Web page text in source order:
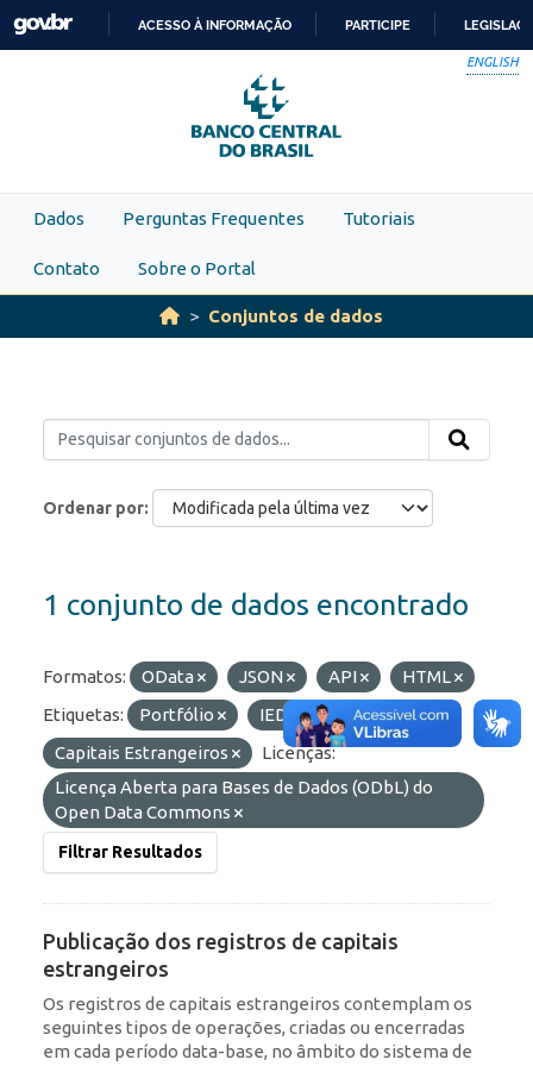
Skip to main content
PARA
O
CONTEÚDO
ACESSO À INFORMAÇÃO PARTICIPE
ENGLISH
Dados Perguntas Frequentes Tutoriais
Contato Sobre o Portal
Conjuntos de dados
Ordenar por
1 conjunto de dados encontrado
Formatos: OData JSON API
HTML
Etiquetas:
Portfólio
IED
Capitais Estrangeiros
Licenças:
Licença Aberta para Bases de Dados (ODbL) do
Open Data Commons
Filtrar Resultados
Publicação dos registros de capitais
estrangeiros
Os registros de capitais estrangeiros contemplam os
seguintes tipos de operações, criadas ou encerradas
em cada período data-base, no âmbito do sistema de